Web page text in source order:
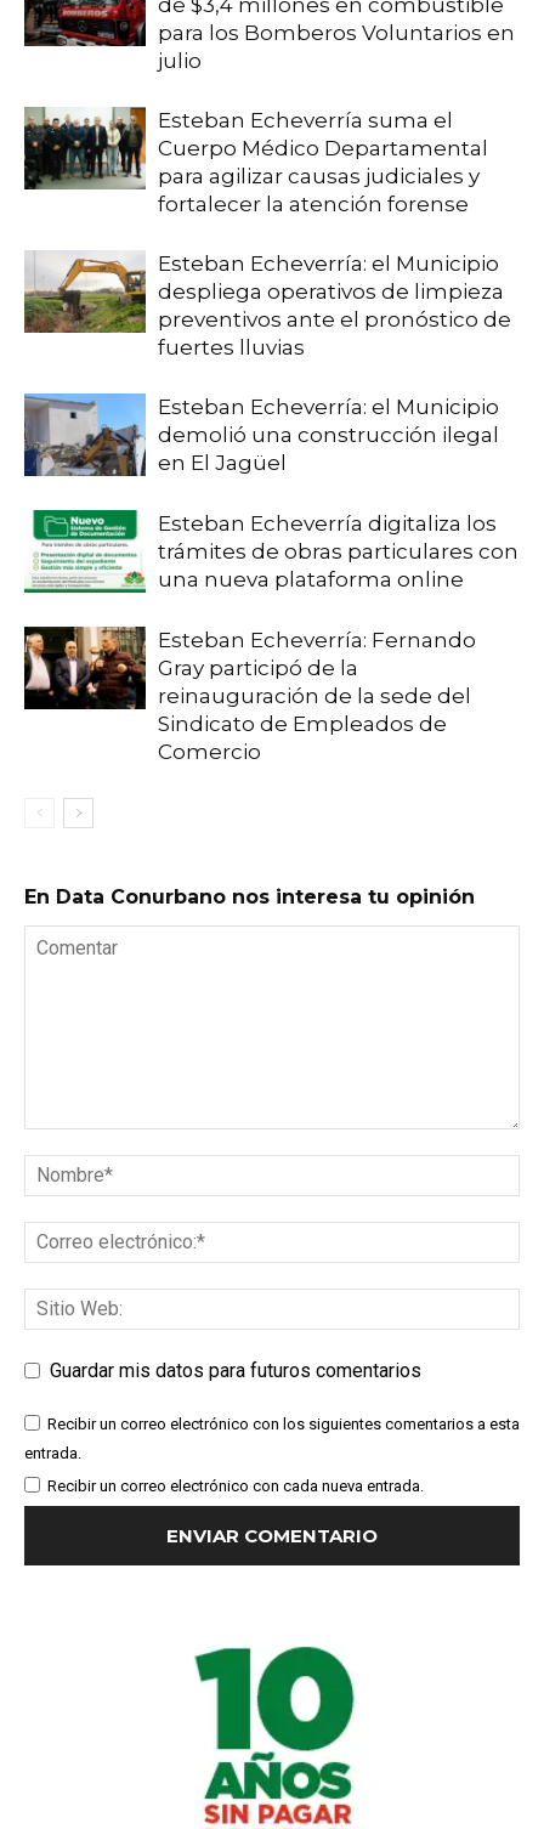
para los Bomberos Voluntarios en
julio
Esteban Echeverría suma el
Cuerpo Médico Departamental
para agilizar causas judiciales y
fortalecer la atención forense
Esteban Echeverría: el Municipio
despliega operativos de limpieza
preventivos ante el pronóstico de
fuertes lluvias
Esteban Echeverría: el Municipio
demolió una construcción ilegal
en El Jagüel
Esteban Echeverría digitaliza los
trámites de obras particulares con
una nueva plataforma online
Esteban Echeverría: Fernando
Gray participó de la
reinauguración de la sede del
Sindicato de Empleados de
Comercio
En Data Conurbano nos interesa tu opinión
Guardar mis datos para futuros comentarios
Recibir un correo electrónico con los siguientes comentarios a esta
entrada.
Recibir un correo electrónico con cada nueva entrada.